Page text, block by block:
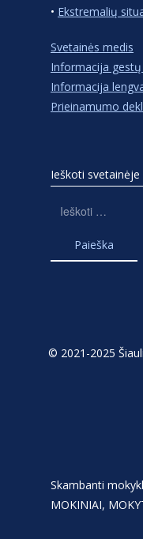
• Ekstremalių
Svetainės medis
Informacija gestų
Informacija
Prieinamumo
Ieškoti svetainėje
© 2021-2025
Skambanti
MOKINIAI,